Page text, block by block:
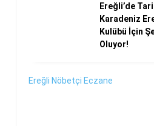
Ereğli’de
Karadeniz
Kulübü İçin
Oluyor!
Ereğli Nöbetçi Eczane